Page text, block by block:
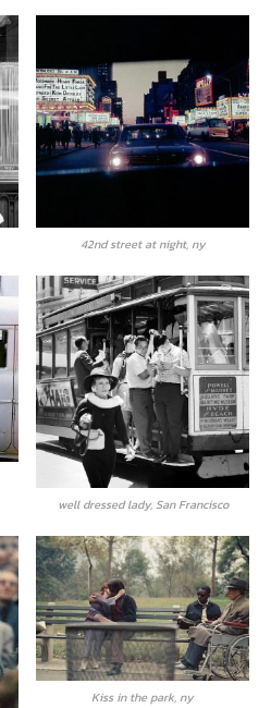
42nd street at night, ny
well dressed lady, San Francisco
Kiss in the park, ny